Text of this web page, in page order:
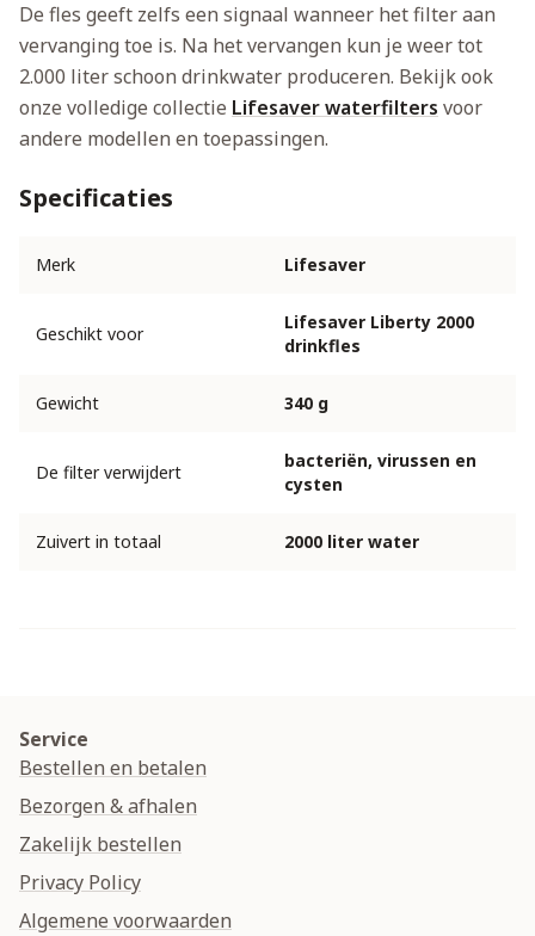
De fles geeft zelfs een signaal wanneer het filter aan
vervanging toe is. Na het vervangen kun je weer tot
2.000 liter schoon drinkwater produceren. Bekijk ook
onze volledige collectie Lifesaver waterfilters voor
andere modellen en toepassingen.
Specificaties
Merk Lifesaver
Geschikt voor
Lifesaver Liberty 2000
drinkfles
Gewicht 340 g
De filter verwijdert
bacteriën, virussen en
cysten
Zuivert in totaal 2000 liter water
Service
Bestellen en betalen
Bezorgen & afhalen
Zakelijk bestellen
Privacy Policy
Algemene voorwaarden